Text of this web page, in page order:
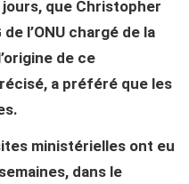
que Christopher
l’ONU chargé de la
de ce
a préféré que les
ministérielles ont eu
dans le